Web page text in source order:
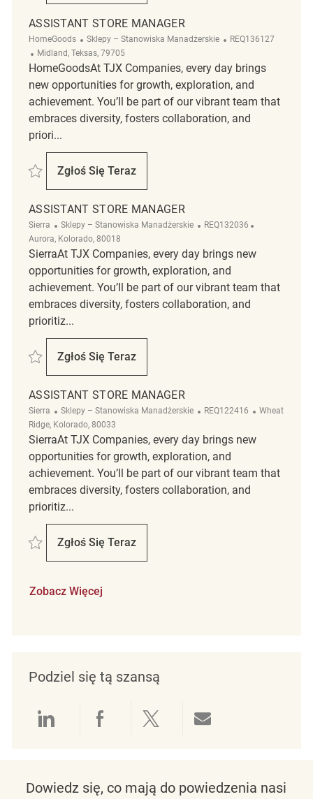
ASSISTANT STORE MANAGER
HomeGoods Kategoria
Sklepy – Stanowiska Manadżerskie ReqId
REQ136127
Lokalizacja
Midland, Teksas, 79705
HomeGoodsAt TJX Companies, every day brings
new opportunities for growth, exploration, and
achievement. You’ll be part of our vibrant team that
embraces diversity, fosters collaboration, and
priori...
Zapisać Assistant Store Manager REQ136127
Zgłoś Się Teraz
Assistant Store Manager
ASSISTANT STORE MANAGER
Sierra Kategoria
Sklepy – Stanowiska Manadżerskie ReqId
REQ132036
Aurora, Kolorado, 80018
SierraAt TJX Companies, every day brings new
opportunities for growth, exploration, and
achievement. You’ll be part of our vibrant team that
embraces diversity, fosters collaboration, and
prioritiz...
Zapisać Assistant Store Manager REQ132036
Zgłoś Się Teraz
Assistant Store Manager
ASSISTANT STORE MANAGER
Sierra Kategoria
Sklepy – Stanowiska Manadżerskie ReqId
REQ122416 Lokalizacja
Wheat
Ridge, Kolorado, 80033
SierraAt TJX Companies, every day brings new
opportunities for growth, exploration, and
achievement. You’ll be part of our vibrant team that
embraces diversity, fosters collaboration, and
prioritiz...
Zapisać Assistant Store Manager REQ122416
Zgłoś Się Teraz
Assistant Store Manager
Zobacz Więcej
Podziel się tą szansą
Udostępnianie przez LinkedIn
Udostępnianie przez
Udostępnij przez
Dowiedz się, co mają do powiedzenia nasi